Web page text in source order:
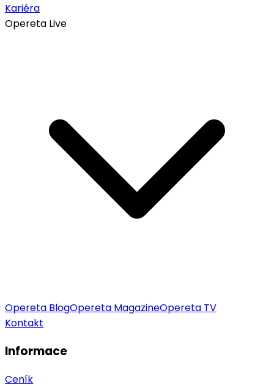
Kariéra
Opereta Live
Opereta BlogOpereta MagazineOpereta TV
Kontakt
Informace
Ceník